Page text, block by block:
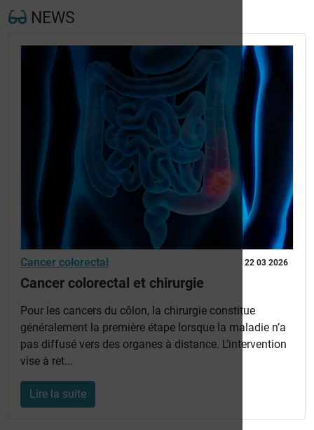
NEWS
22 03 2026
Cancer colorectal
Cancer colorectal et chirurgie
Pour les cancers du côlon, la chirurgie constitue
généralement la première étape lorsque la maladie n’a
pas diffusé vers des organes à distance. L’intervention
vise à ret...
Lire la suite